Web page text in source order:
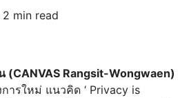
2 min read
(CANVAS Rangsit-Wongwaen)
ารใหม่ แนวคิด ‘ Privacy is